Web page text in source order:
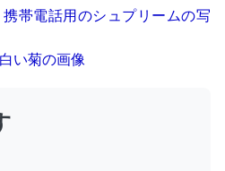
帯電話用のシュプリームの写
い菊の画像